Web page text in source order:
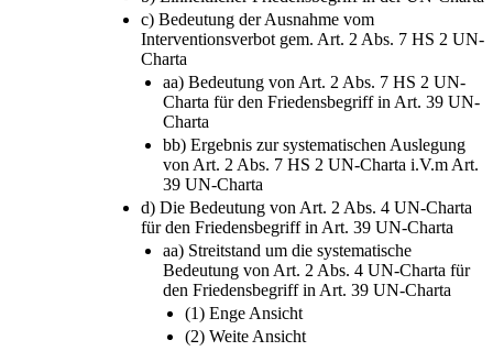
Interventionsverbot gem. Art. 2 Abs. 7 HS 2 UN-
Charta
aa) Bedeutung von Art. 2 Abs. 7 HS 2 UN-
Charta für den Friedensbegriff in Art. 39 UN-
Charta
bb) Ergebnis zur systematischen Auslegung
von Art. 2 Abs. 7 HS 2 UN-Charta i.V.m Art.
39 UN-Charta
d) Die Bedeutung von Art. 2 Abs. 4 UN-Charta
für den Friedensbegriff in Art. 39 UN-Charta
aa) Streitstand um die systematische
Bedeutung von Art. 2 Abs. 4 UN-Charta für
den Friedensbegriff in Art. 39 UN-Charta
(1) Enge Ansicht
(2) Weite Ansicht
(3) Vermittelnde Ansicht